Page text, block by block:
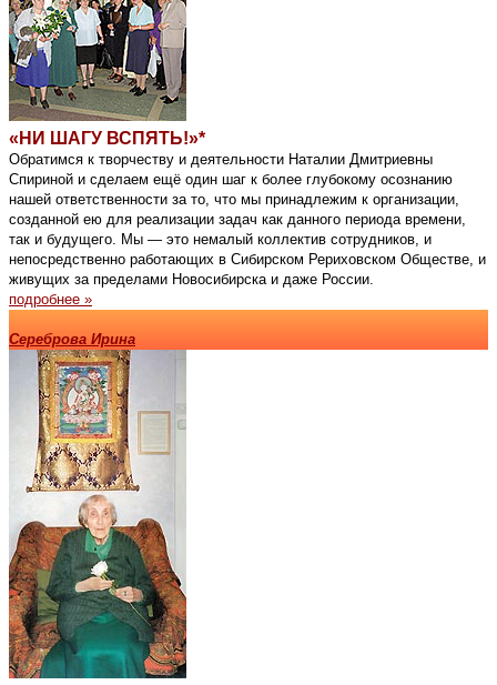
«НИ ШАГУ ВСПЯТЬ!»*
Обратимся к творчеству и деятельности Наталии Дмитриевны
Спириной и сделаем ещё один шаг к более глубокому осознанию
нашей ответственности за то, что мы принадлежим к организации,
созданной ею для реализации задач как данного периода времени,
так и будущего. Мы — это немалый коллектив сотрудников, и
непосредственно работающих в Сибирском Рериховском Обществе, и
живущих за пределами Новосибирска и даже России.
подробнее »
Сереброва Ирина